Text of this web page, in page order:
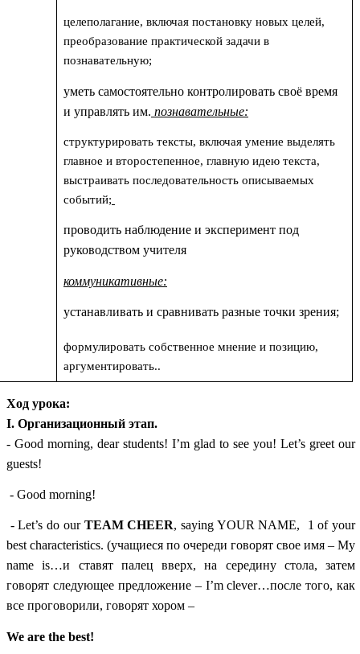
целеполагание, включая постановку новых целей,
преобразование практической задачи в
познавательную;
уметь самостоятельно контролировать своё время
и управлять им. познавательные:
структурировать тексты, включая умение выделять
главное и второстепенное, главную идею текста,
выстраивать последовательность описываемых
событий;
проводить наблюдение и эксперимент под
руководством учителя
коммуникативные:
устанавливать и сравнивать разные точки зрения;
формулировать собственное мнение и позицию,
аргументировать..
Ход урока:
I. Организационный этап.
- Good morning, dear students! I’m glad to see you! Let’s greet our
guests!
- Good morning!
- Let’s do our TEAM CHEER, saying YOUR NAME, 1 of your
best characteristics. (учащиеся по очереди говорят свое имя – My
name is…и ставят палец вверх, на середину стола, затем
говорят следующее предложение – I’m clever…после того, как
все проговорили, говорят хором –
We are the best!